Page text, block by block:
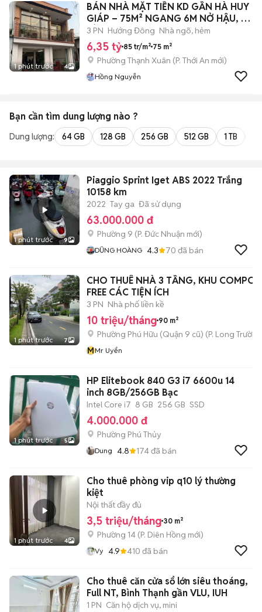
1 phút trước 4
BÁN NHÀ MẶT TIỀN KD GẦN HÀ HUY
GIÁP – 75M² NGANG 6M NỞ HẬU, 2
TÀNG
3 PN Hướng Đông Nhà ngõ, hẻm
6,35 tỷ 85 tr/m² 75 m²
Phường Thạnh Xuân (P. Thới An mới)
Hồng Nguyễn
Bạn cần tìm dung lượng nào ?
Dung lượng: 64 GB 128 GB 256 GB 512 GB 1 TB
1 phút trước 9
Piaggio Sprint Iget ABS 2022 Trắng
10158 km
2022 Tay ga Đã sử dụng
63.000.000 đ
Phường 9 (P. Đức Nhuận mới)
DŨNG HOÀNG 4.3 70 đã bán
1 phút trước 7
CHO THUÊ NHÀ 3 TẦNG, KHU
FREE CÁC TIỆN ÍCH
3 PN Nhà phố liền kề
10 triệu/tháng 90 m²
Phường Phú Hữu (Quận 9 cũ) (P. Long Trường
MMr Uyển
1 phút trước 5
HP Elitebook 840 G3 i7 6600u 14
inch 8GB/256GB Bạc
Intel Core i7 8 GB 256 GB SSD
4.000.000 đ
Phường Phú Thủy
Dung 4.8 174đã bán
1 phút trước 4
Cho thuê phòng vip q10 lý thường
kiệt
Nội thất đầy đủ
3,5 triệu/tháng 30 m²
Phường 14 (P. Diên Hồng mới)
Vy 4.9 410 đã bán
Cho thuê căn cửa sổ lớn siêu thoáng,
Full NT, Bình Thạnh gần VLU, IUH
1 PN Căn hộ dịch vụ, mini